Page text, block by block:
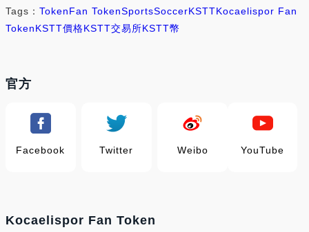
Tags： TokenFan TokenSportsSoccerKSTTKocaelispor Fan
TokenKSTT價格KSTT交易所KSTT幣
官方
Facebook Twitter Weibo YouTube
Kocaelispor Fan Token